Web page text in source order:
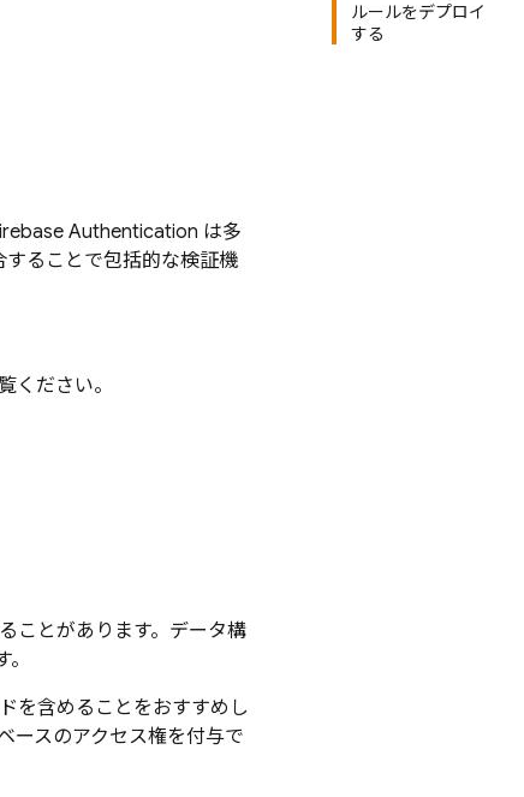
ルールをデプロイ
する
Authentication は多
ることで包括的な検証機
ください。
ことがあります。データ構
を含めることをおすすめし
ースのアクセス権を付与で